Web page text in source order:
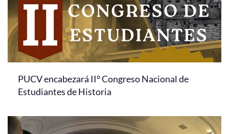
PUCV encabezará II° Congreso Nacional de
Estudiantes de Historia